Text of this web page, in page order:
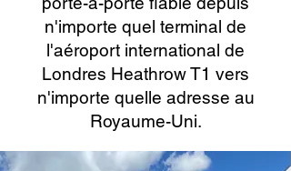
n'importe quel terminal de
l'aéroport international de
Londres Heathrow T1 vers
n'importe quelle adresse au
Royaume-Uni.